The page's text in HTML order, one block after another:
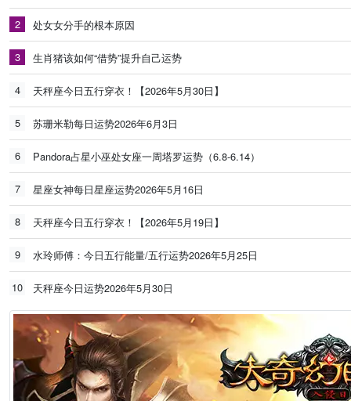
2 处女女分手的根本原因
3 生肖猪该如何“借势”提升自己运势
4 天秤座今日五行穿衣！【2026年5月30日】
5 苏珊米勒每日运势2026年6月3日
6 Pandora占星小巫处女座一周塔罗运势（6.8-6.14）
7 星座女神每日星座运势2026年5月16日
8 天秤座今日五行穿衣！【2026年5月19日】
9 水玲师傅：今日五行能量/五行运势2026年5月25日
10 天秤座今日运势2026年5月30日